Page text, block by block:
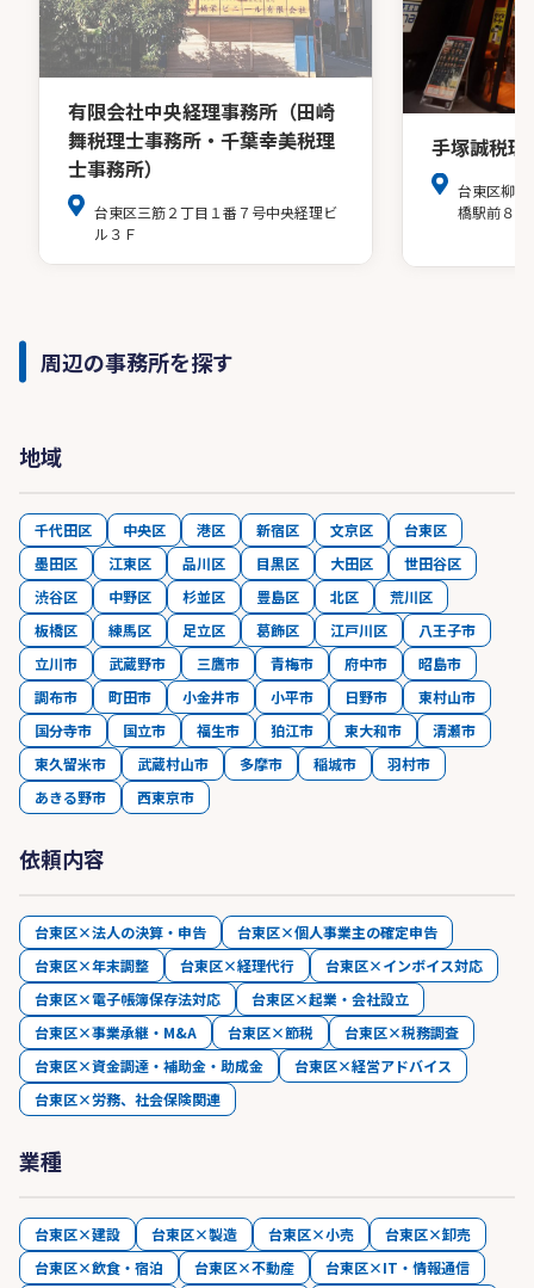
有限会社中央経理事務所（田崎
舞税理士事務所・千葉幸美税理
士事務所）
台東区三筋２丁目１番７号中央経理ビ
ル３Ｆ
手塚誠税理
台東区柳橋
橋駅前８階
周辺の事務所を探す
地域
千代田区 中央区 港区 新宿区 文京区
台東区
墨田区
江東区 品川区 目黒区 大田区
世田谷区
渋谷区
中野区 杉並区 豊島区 北区
荒川区
板橋区
練馬区 足立区 葛飾区 江戸川区
八王子市
立川市
武蔵野市 三鷹市 青梅市 府中市
昭島市
調布市
町田市 小金井市 小平市 日野市
東村山市
国分寺市
国立市 福生市 狛江市 東大和市
清瀬市
東久留米市
武蔵村山市 多摩市 稲城市
羽村市
あきる野市
西東京市
依頼内容
台東区×法人の決算・申告
台東区×個人事業主の確定申告
台東区×年末調整
台東区×経理代行
台東区×インボイス対応
台東区×電子帳簿保存法対応
台東区×起業・会社設立
台東区×事業承継・M&A
台東区×節税
台東区×税務調査
台東区×資金調達・補助金・助成金
台東区×経営アドバイス
台東区×労務、社会保険関連
業種
台東区×建設 台東区×製造 台東区×小売
台東区×卸売
台東区×飲食・宿泊
台東区×不動産
台東区×IT・情報通信